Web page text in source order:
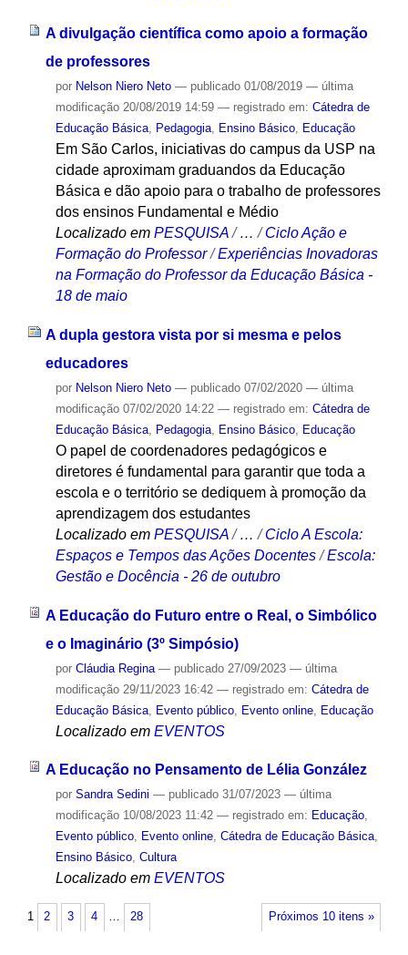
A divulgação científica como apoio a formação
de professores
por Nelson Niero Neto — publicado01/08/2019 — última
modificação20/08/2019 14:59 — registrado em: Cátedra de
Educação Básica, Pedagogia, Ensino Básico, Educação
Em São Carlos, iniciativas do campus da USP na
cidade aproximam graduandos da Educação
Básica e dão apoio para o trabalho de professores
dos ensinos Fundamental e Médio
Localizado em PESQUISA /…/Ciclo Ação e
Formação do Professor /Experiências Inovadoras
na Formação do Professor da Educação Básica -
18 de maio
A dupla gestora vista por si mesma e pelos
educadores
por Nelson Niero Neto — publicado07/02/2020 — última
modificação07/02/2020 14:22 — registrado em: Cátedra de
Educação Básica, Pedagogia, Ensino Básico, Educação
O papel de coordenadores pedagógicos e
diretores é fundamental para garantir que toda a
escola e o território se dediquem à promoção da
aprendizagem dos estudantes
Localizado em PESQUISA /…/Ciclo A Escola:
Espaços e Tempos das Ações Docentes /Escola:
Gestão e Docência - 26 de outubro
A Educação do Futuro entre o Real, o Simbólico
e o Imaginário (3º Simpósio)
por Cláudia Regina — publicado27/09/2023 — última
modificação29/11/2023 16:42 — registrado em: Cátedra de
Educação Básica, Evento público, Evento online, Educação
Localizado em EVENTOS
A Educação no Pensamento de Lélia González
por Sandra Sedini — publicado31/07/2023 — última
modificação10/08/2023 11:42 — registrado em: Educação,
Evento público, Evento online, Cátedra de Educação Básica,
Ensino Básico, Cultura
Localizado em EVENTOS
Próximos 10 itens »
1 2 3 4 … 28